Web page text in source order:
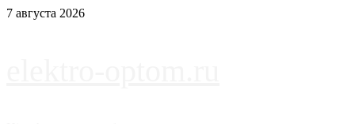
Перейти
7 августа 2026